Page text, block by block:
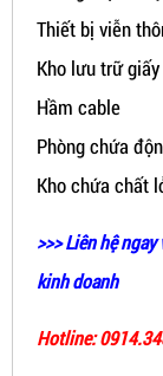
Thiết bị viễn
Kho lưu trữ
Hầm cable
Phòng chứa
Kho chứa chất
>>> Liên hệ
kinh doanh
Hotline: